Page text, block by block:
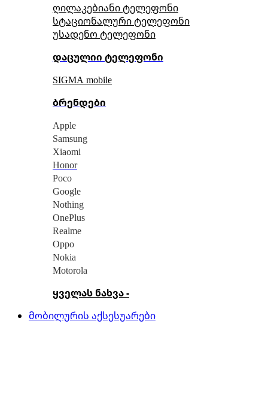
ღილაკებიანი ტელეფონი
სტაციონალური ტელეფონი
უსადენო ტელეფონი
დაცულიი ტელეფონი
SIGMA mobile
ბრენდები
Apple
Samsung
Xiaomi
Honor
Poco
Google
Nothing
OnePlus
Realme
Oppo
Nokia
Motorola
ყველას ნახვა -
მობილურის აქსესუარები